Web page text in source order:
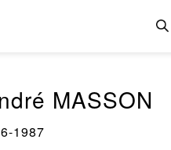
MASSON
1987